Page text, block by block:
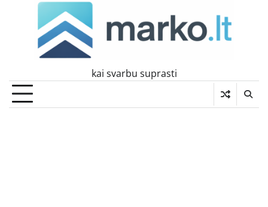
kai svarbu suprasti